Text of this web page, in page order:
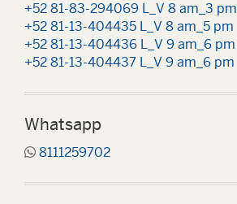
+52 81-83-294069 L_V 8 am_3 pm
+52 81-13-404435 L_V 8 am_5 pm
+52 81-13-404436 L_V 9 am_6 pm
+52 81-13-404437 L_V 9 am_6 pm
Whatsapp
8111259702